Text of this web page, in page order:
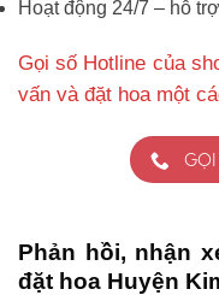
Hoạt động 24/7 – hỗ
Gọi số Hotline của
vấn và đặt hoa một
Phản hồi, nhận
đặt hoa Huyện